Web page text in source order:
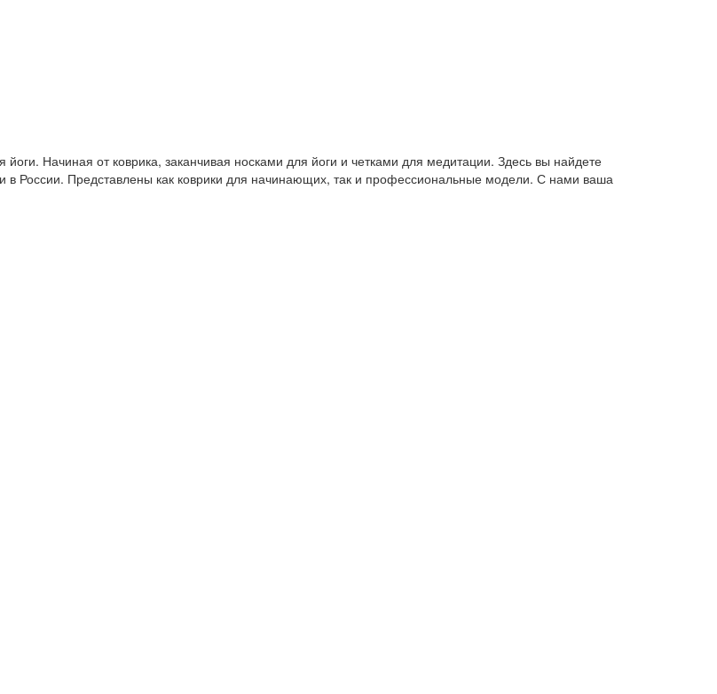
Начиная от коврика, заканчивая носками для йоги и четками для медитации. Здесь вы найдете
в России. Представлены как коврики для начинающих, так и профессиональные модели. С нами ваша